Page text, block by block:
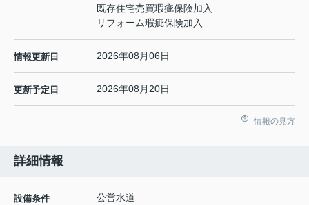
既存住宅売買瑕疵保険加入
リフォーム瑕疵保険加入
情報更新日 2026年08月06日
更新予定日 2026年08月20日
情報の見方
詳細情報
設備条件
公営水道